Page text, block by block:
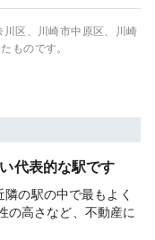
区、川崎市中原区、川崎
ものです。
代表的な駅です
の駅の中で最もよく
の高さなど、不動産に